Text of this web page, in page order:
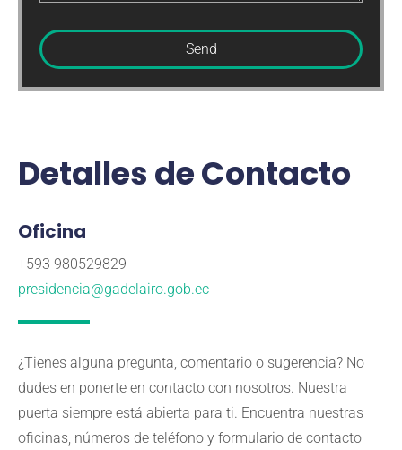
Detalles de Contacto
Oficina
+593 980529829
presidencia@gadelairo.gob.ec
¿Tienes alguna pregunta, comentario o sugerencia? No
dudes en ponerte en contacto con nosotros. Nuestra
puerta siempre está abierta para ti. Encuentra nuestras
oficinas, números de teléfono y formulario de contacto
Send